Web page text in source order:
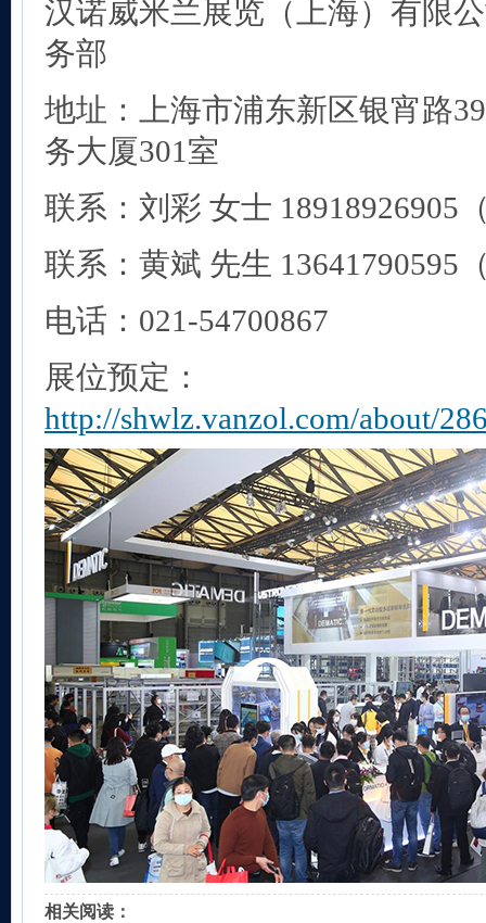
汉诺威米兰展览（上海）有限
务部
地址：上海市浦东新区银宵路
务大厦301室
联系：刘彩 女士 18918926905
联系：黄斌 先生 13641790595
电话：021-54700867
展位预定：
http://shwlz.vanzol.com/about/
相关阅读：